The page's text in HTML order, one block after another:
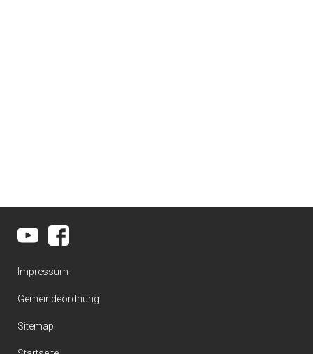
Impressum
Gemeindeordnung
Sitemap